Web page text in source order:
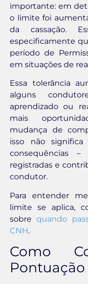
importante: em
o limite foi
da cassação.
especificamente
período de
em situações de
Essa tolerância
alguns
aprendizado ou
mais
mudança de
isso não
consequências
registradas e
condutor.
Para entender
limite se aplica,
sobre quando
CNH.
Como